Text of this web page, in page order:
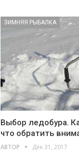
ЗИМНЯЯ РЫБАЛКА
Выбор ледобура.
что обратить
АВТОР Дек 31, 2017